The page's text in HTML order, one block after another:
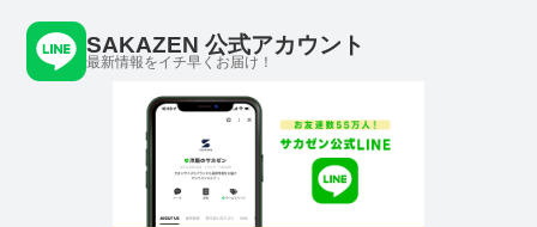
SAKAZEN 公式アカウント
最新情報をイチ早くお届け！